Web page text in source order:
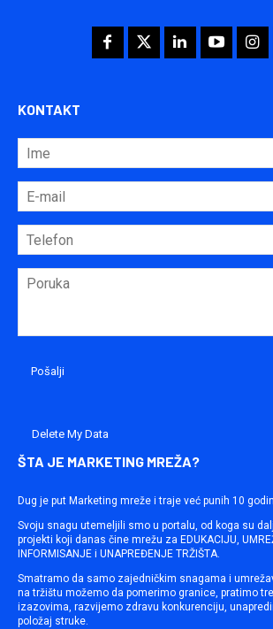
KONTAKT
Delete My Data
ŠTA JE MARKETING MREŽA?
Dug je put Marketing mreže i traje već punih 10
Svoju snagu utemeljili smo u portalu, od koga su
projekti koji danas čine mrežu za EDUKACIJU,
INFORMISANJE i UNAPREĐENJE TRŽIŠTA.
Smatramo da samo zajedničkim snagama i
na tržištu možemo da pomerimo granice, pratimo
izazovima, razvijemo zdravu konkurenciju,
položaj struke.